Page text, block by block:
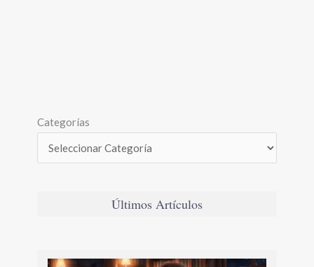
Categorías
Últimos Artículos